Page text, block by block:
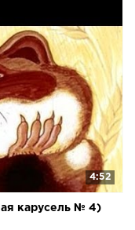
4:52
карусель № 4)